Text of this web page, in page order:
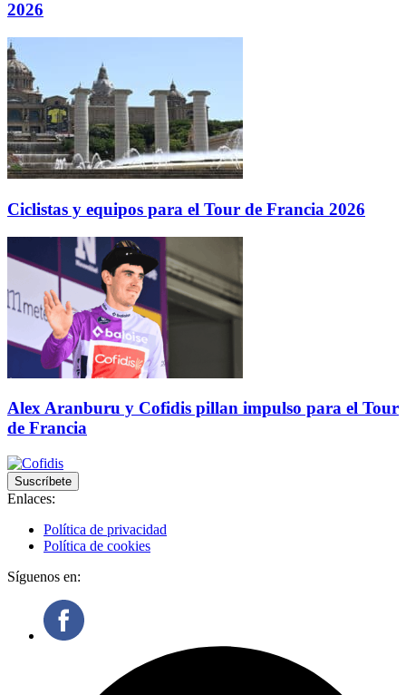
2026
Ciclistas y equipos para el Tour de Francia 2026
Alex Aranburu y Cofidis pillan impulso para el Tour
de Francia
Suscríbete
Enlaces:
Política de privacidad
Política de cookies
Síguenos en: